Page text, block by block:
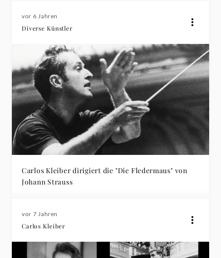
vor 6 Jahren
Diverse Künstler
Carlos Kleiber dirigiert die "Die Fledermaus" von
Johann Strauss
vor 7 Jahren
Carlos Kleiber